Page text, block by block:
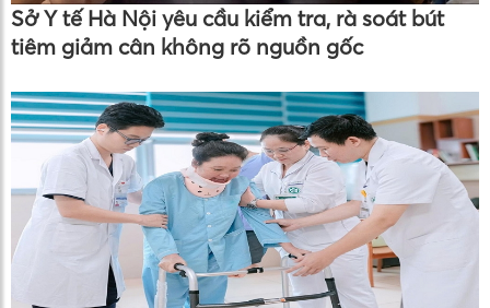
Sở Y tế Hà Nội yêu cầu kiểm tra, rà soát bút
tiêm giảm cân không rõ nguồn gốc